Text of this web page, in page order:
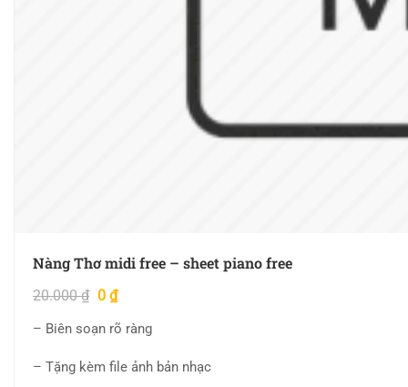
Nàng Thơ midi free – sheet piano free
20.000₫ 0 ₫
– Biên soạn rõ ràng
– Tặng kèm file ảnh bản nhạc